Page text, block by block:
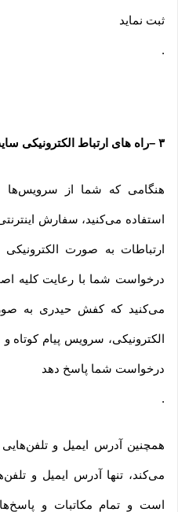
ثبت نماید
.
۳ –راه های ارتباط الکترونیکی
هنگامی که شما از
استفاده می‏‌کنید، سفارش
ارتباطات به صورت
درخواست شما با رعایت کلیه
می‌‏کنید که کفش حیدری به
الکترونیکی، سرویس پیام کوتاه
درخواست شما پاسخ دهد
.
همچنین آدرس ایمیل و
می‌کند، تنها آدرس ایمیل و
است و تمام مکاتبات و